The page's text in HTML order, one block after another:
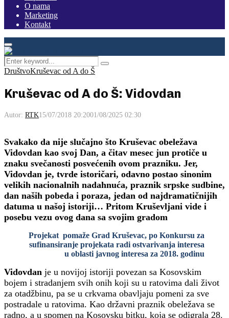
O nama
Marketing
Kontakt
Facebook
Instagram
Youtube
Primary
Menu
Search
for:
Pretraga
DruštvoKruševac od A do Š
Kruševac od A do Š: Vidovdan
Autor: RTK15/07/2018 20:2001/08/2025 02:30
Svakako da nije slučajno što Kruševac obeležava
Vidovdan kao svoj Dan, a čitav mesec jun protiče u
znaku svečanosti posvećenih ovom prazniku. Jer,
Vidovdan je, tvrde istoričari, odavno postao sinonim
velikih nacionalnih nadahnuća, praznik srpske sudbine,
dan naših pobeda i poraza, jedan od najdramatičnijih
datuma u našoj istoriji… Pritom Kruševljani vide i
posebu vezu ovog dana sa svojim gradom
Projekat pomaže Grad Kruševac, po Konkursu za
sufinansiranje projekata radi ostvarivanja interesa
u oblasti javnog interesa za 2018. godinu
Vidovdan je u novijoj istoriji povezan sa Kosovskim
bojem i stradanjem svih onih koji su u ratovima dali život
za otadžbinu, pa se u crkvama obavljaju pomeni za sve
postradale u ratovima. Kao državni praznik obeležava se
radno, a u spomen na Kosovsku bitku, koja se odigrala 28.